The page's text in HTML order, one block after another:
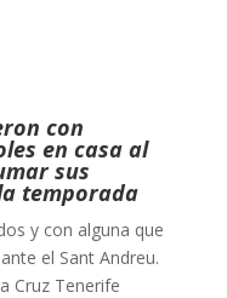
con
en casa al
sus
temporada
y con alguna que
el Sant Andreu.
Cruz Tenerife